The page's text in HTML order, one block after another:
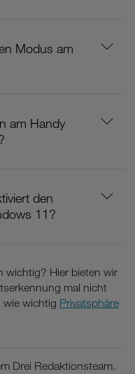
Modus am
am Handy
den
11?
wichtig? Hier bieten wir
mal nicht
wie wichtig Privatsphäre
Drei Redaktionsteam.